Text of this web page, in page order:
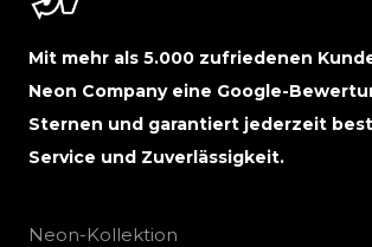
Mit mehr als 5.000 zufriedenen
Neon Company eine Google-
Sternen und garantiert jederzeit
Service und Zuverlässigkeit.
Neon-Kollektion